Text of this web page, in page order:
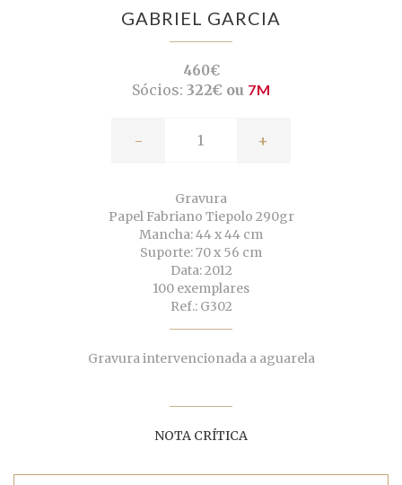
GABRIEL GARCIA
460€
Sócios: 322€ ou 7M
- +
Gravura
Papel Fabriano Tiepolo 290gr
Mancha: 44 x 44 cm
Suporte: 70 x 56 cm
Data: 2012
100 exemplares
Ref.: G302
Gravura intervencionada a aguarela
NOTA CRÍTICA